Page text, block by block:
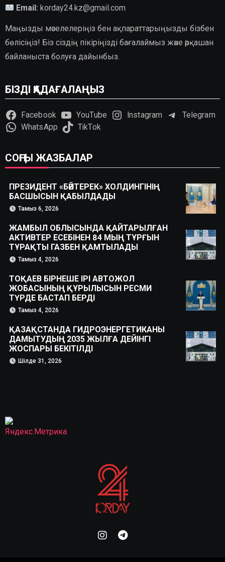
Email: korday24.kz@gmail.com
Маңызды мәселелеріңіз бен ақпараттарыңызды бізбен
бөлісіңіз! Біз сіздің пікіріңізді бағалаймыз және әрқашан
байланыста болуға дайынбыз.
БІЗДІ ҚАДАҒАЛАҢЫЗ
Facebook YouTube Instagram
Telegram
WhatsApp
TikTok
СОҢҒЫ ЖАЗБАЛАР
ПРЕЗИДЕНТ «БӘЙТЕРЕК» ХОЛДИНГІНІҢ
БАСШЫСЫН ҚАБЫЛДАДЫ
Тамыз 6, 2026
ЖАМБЫЛ ОБЛЫСЫНДА ҚАЙТАРЫЛҒАН
АКТИВТЕР ЕСЕБІНЕН 84 МЫҢ ТҰРҒЫН
ТҰРАҚТЫ ГАЗБЕН ҚАМТЫЛАДЫ
Тамыз 4, 2026
ТОҚАЕВ БІРНЕШЕ ІРІ АВТОЖОЛ
ЖОБАСЫНЫҢ ҚҰРЫЛЫСЫН РЕСМИ
ТҮРДЕ БАСТАП БЕРДІ
Тамыз 4, 2026
ҚАЗАҚСТАНДА ГИДРОЭНЕРГЕТИКАНЫ
ДАМЫТУДЫҢ 2035 ЖЫЛҒА ДЕЙІНГІ
ЖОСПАРЫ БЕКІТІЛДІ
Шілде 31, 2026